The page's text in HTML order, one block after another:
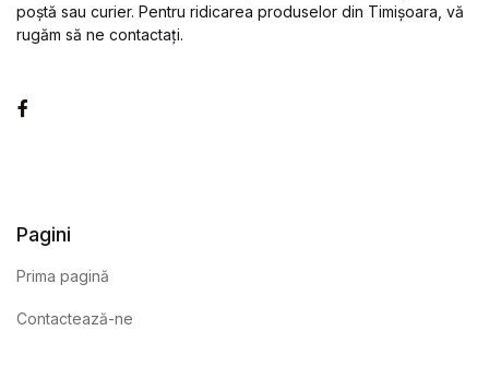
poștă sau curier. Pentru ridicarea produselor din Timișoara, vă
rugăm să ne contactați.
Pagini
Prima pagină
Contactează-ne